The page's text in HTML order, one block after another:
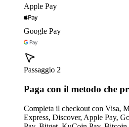
Apple Pay
Google Pay
Passaggio 2
Paga con il metodo che
Completa il checkout con Visa,
Express, Discover, Apple Pay,